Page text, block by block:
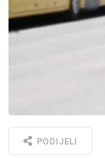
PODIJELI